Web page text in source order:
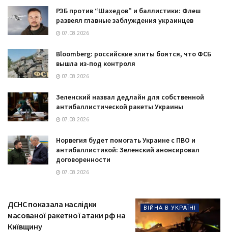
РЭБ против “Шахедов” и баллистики: Флеш
развеял главные заблуждения украинцев
07.08.2026
Bloomberg: российские элиты боятся, что ФСБ
вышла из-под контроля
07.08.2026
Зеленский назвал дедлайн для собственной
антибаллистической ракеты Украины
07.08.2026
Норвегия будет помогать Украине с ПВО и
антибаллистикой: Зеленский анонсировал
договоренности
07.08.2026
ВІЙНА В УКРАЇНІ
ДСНС показала наслідки
масованої ракетної атаки рф на
Київщину